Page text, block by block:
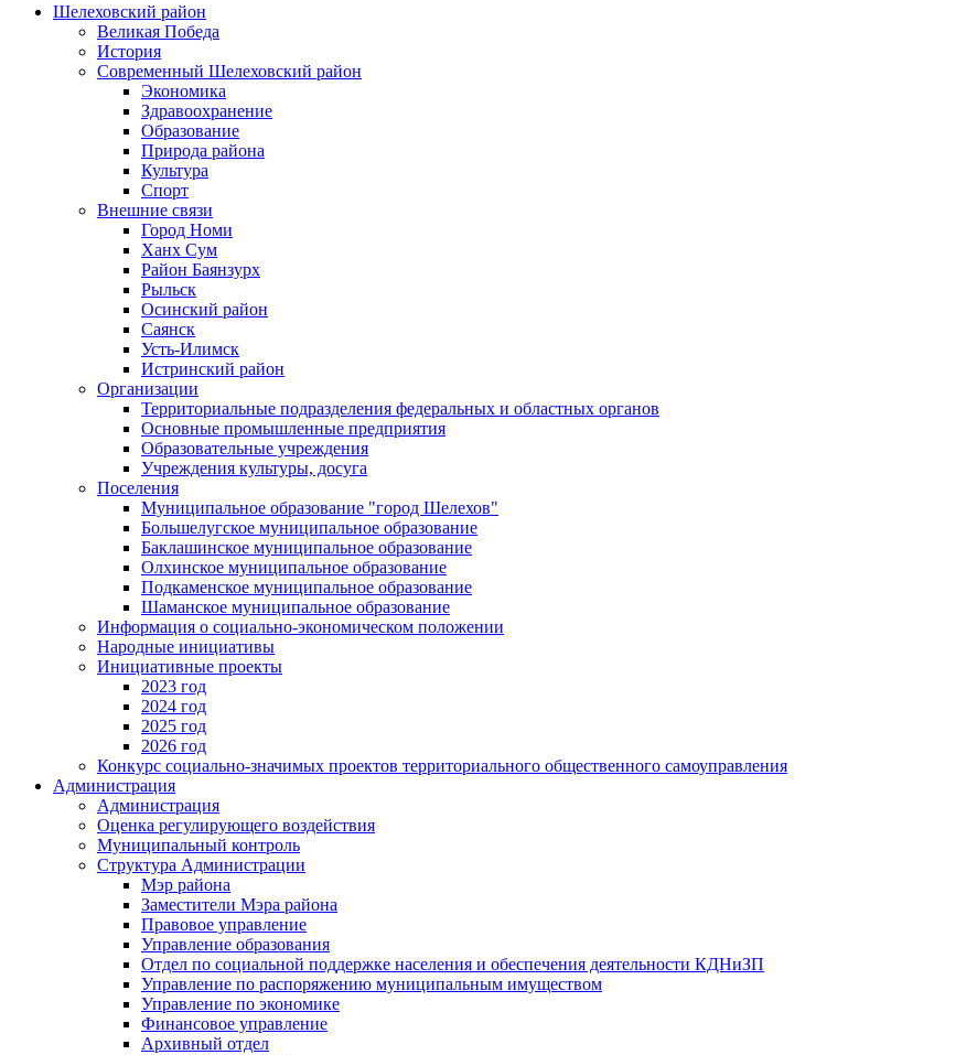
Шелеховский район
Великая Победа
История
Современный Шелеховский район
Экономика
Здравоохранение
Образование
Природа района
Культура
Спорт
Внешние связи
Город Номи
Ханх Сум
Район Баянзурх
Рыльск
Осинский район
Саянск
Усть-Илимск
Истринский район
Организации
Территориальные подразделения федеральных и областных органов
Основные промышленные предприятия
Образовательные учреждения
Учреждения культуры, досуга
Поселения
Муниципальное образование "город Шелехов"
Большелугское муниципальное образование
Баклашинское муниципальное образование
Олхинское муниципальное образование
Подкаменское муниципальное образование
Шаманское муниципальное образование
Информация о социально-экономическом положении
Народные инициативы
Инициативные проекты
2023 год
2024 год
2025 год
2026 год
Конкурс социально-значимых проектов территориального общественного самоуправления
Администрация
Администрация
Оценка регулирующего воздействия
Муниципальный контроль
Структура Администрации
Мэр района
Заместители Мэра района
Правовое управление
Управление образования
Отдел по социальной поддержке населения и обеспечения деятельности КДНиЗП
Управление по распоряжению муниципальным имуществом
Управление по экономике
Финансовое управление
Архивный отдел